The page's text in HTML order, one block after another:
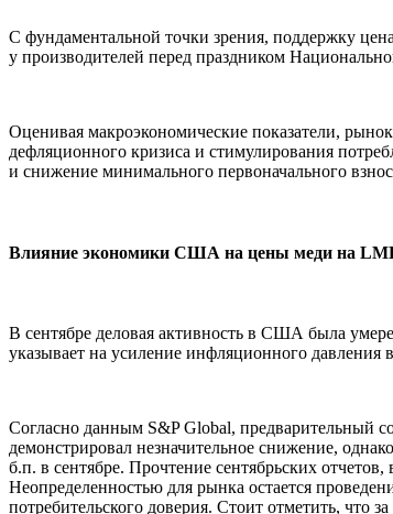
С фундаментальной точки зрения, поддержку
у производителей перед праздником
Оценивая макроэкономические показатели,
дефляционного кризиса и стимулирования
и снижение минимального первоначального
Влияние экономики США на цены меди на
В сентябре деловая активность в США была
указывает на усиление инфляционного
Согласно данным S&P Global, предварительный
демонстрировал незначительное снижение,
б.п. в сентябре. Прочтение сентябрьских
Неопределенностью для рынка остается
потребительского доверия. Стоит отметить, что